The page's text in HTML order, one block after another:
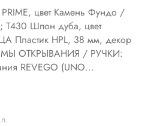
цвет Камень Фундо /
T430 Шпон дуба, цвет
Пластик HPL, 38 мм, декор
ОТКРЫВАНИЯ / РУЧКИ:
REVEGO (UNO...